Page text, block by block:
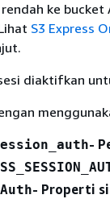
ke
S3 Express
diaktifkan
-
- Properti